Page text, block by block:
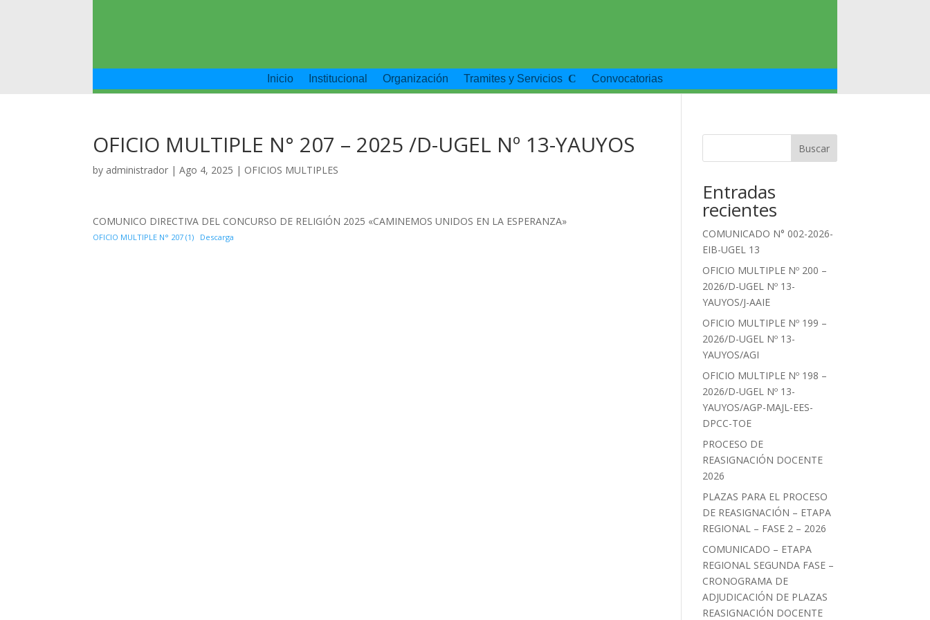
Inicio Institucional Organización Tramites y Servicios Convocatorias
OFICIO MULTIPLE N° 207 – 2025 /D-UGEL Nº 13-YAUYOS
by administrador |Ago 4, 2025 | OFICIOS MULTIPLES
COMUNICO DIRECTIVA DEL CONCURSO DE RELIGIÓN 2025 «CAMINEMOS UNIDOS EN LA ESPERANZA»
OFICIO MULTIPLE N° 207 (1) Descarga
Buscar
Entradas
recientes
COMUNICADO N° 002-2026-
EIB-UGEL 13
OFICIO MULTIPLE Nº 200 –
2026/D-UGEL Nº 13-
YAUYOS/J-AAIE
OFICIO MULTIPLE Nº 199 –
2026/D-UGEL Nº 13-
YAUYOS/AGI
OFICIO MULTIPLE Nº 198 –
2026/D-UGEL Nº 13-
YAUYOS/AGP-MAJL-EES-
DPCC-TOE
PROCESO DE
REASIGNACIÓN DOCENTE
2026
PLAZAS PARA EL PROCESO
DE REASIGNACIÓN – ETAPA
REGIONAL – FASE 2 – 2026
COMUNICADO – ETAPA
REGIONAL SEGUNDA FASE –
CRONOGRAMA DE
ADJUDICACIÓN DE PLAZAS
REASIGNACIÓN DOCENTE